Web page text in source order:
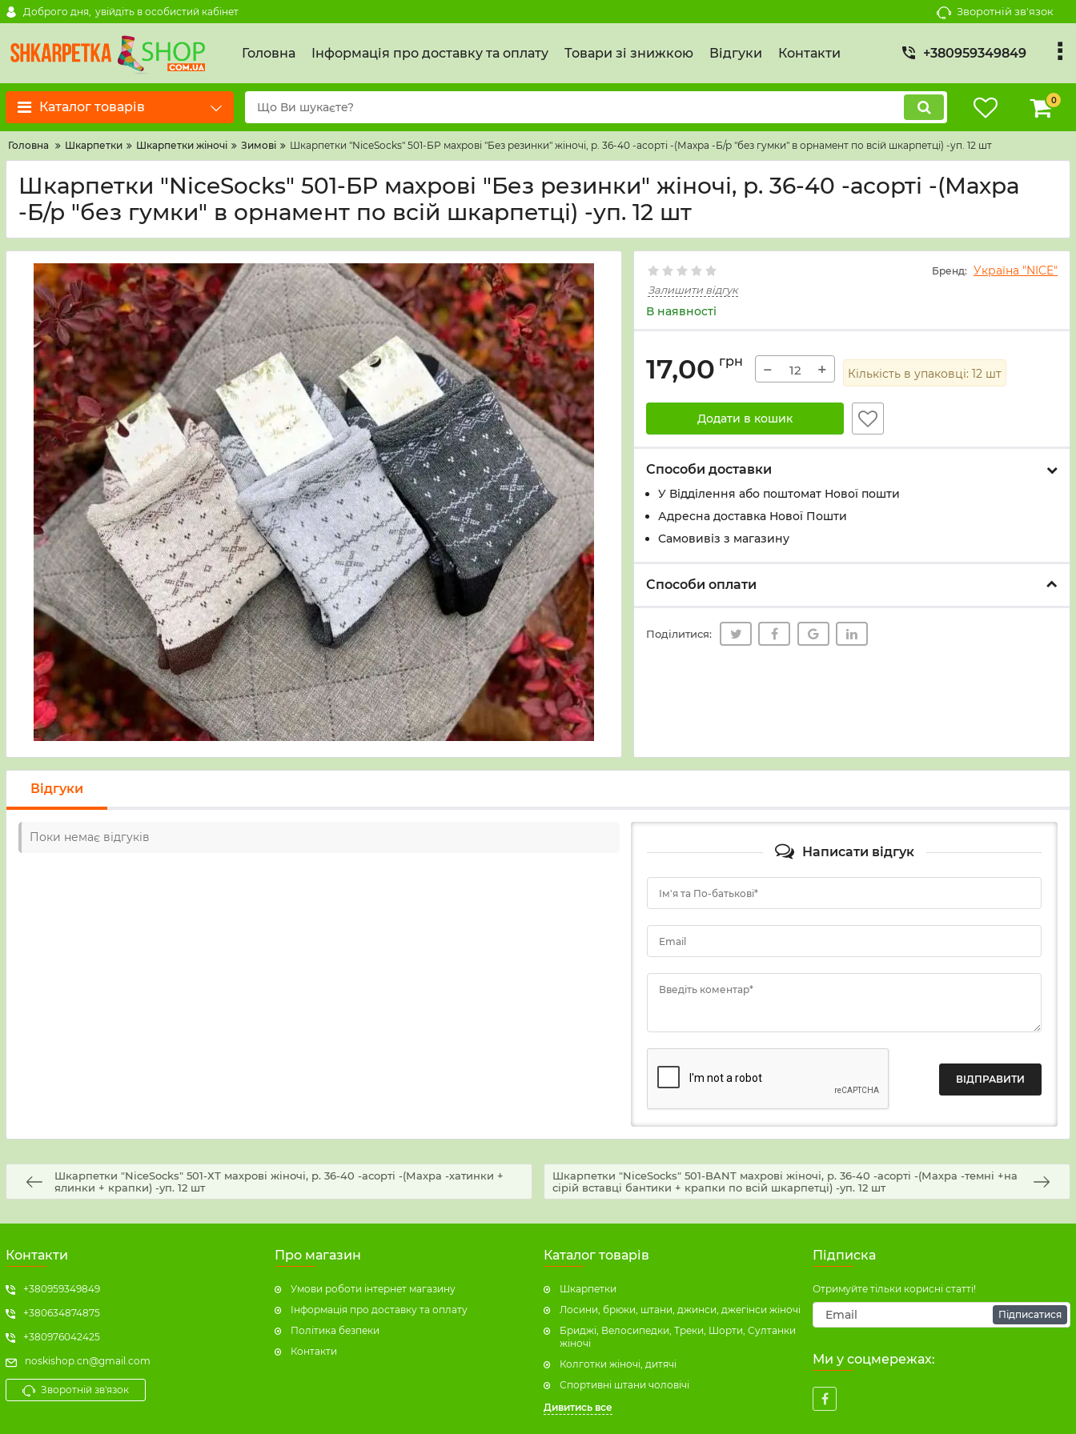
Доброго дня, увійдіть в особистий кабінет Зворотній зв'язок
Головна Інформація про доставку та оплату Товари зі знижкою Відгуки Контакти +380959349849
Каталог товарів 0
Головна Шкарпетки Шкарпетки жіночі Зимові Шкарпетки "NiceSocks" 501-БР махрові "Без резинки" жіночі, р. 36-40 -асорті -(Махра -Б/р "без гумки" в орнамент по всій шкарпетці) -уп. 12 шт
Шкарпетки "NiceSocks" 501-БР махрові "Без резинки" жіночі, р. 36-40 -асорті -(Махра
-Б/р "без гумки" в орнамент по всій шкарпетці) -уп. 12 шт
Бренд: Україна "NICE"
Залишити відгук
В наявності
17,00 грн − + Кількість в упаковці: 12 шт
Додати в кошик
Способи доставки
У Вiддiлення або поштомат Нової пошти
Адресна доставка Нової Пошти
Самовивіз з магазину
Способи оплати
Поділитися:
Відгуки
Поки немає відгуків
Написати відгук
Ім'я та По-батькові*
Email
Введіть коментар*
Шкарпетки "NiceSocks" 501-ХТ махрові жіночі, р. 36-40 -асорті -(Махра -хатинки +
ялинки + крапки) -уп. 12 шт
Шкарпетки "NiceSocks" 501-BANT махрові жіночі, р. 36-40 -асорті -(Махра -темні +на
сірій вставці бантики + крапки по всій шкарпетці) -уп. 12 шт
Контакти
+380959349849
+380634874875
+380976042425
noskishop.cn@gmail.com
Зворотній зв'язок
Про магазин
Умови роботи інтернет магазину
Інформація про доставку та оплату
Політика безпеки
Контакти
Каталог товарів
Шкарпетки
Лосини, брюки, штани, джинси, джегінси жіночі
Бриджі, Велосипедки, Треки, Шорти, Султанки
жіночі
Колготки жіночі, дитячі
Спортивні штани чоловічі
Дивитись все
Підписка
Отримуйте тільки корисні статті!
Підписатися
Ми у соцмережах: